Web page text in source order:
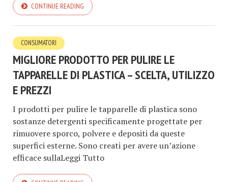
CONTINUE READING
CONSUMATORI
MIGLIORE PRODOTTO PER PULIRE LE
TAPPARELLE DI PLASTICA – SCELTA, UTILIZZO
E PREZZI
I prodotti per pulire le tapparelle di plastica sono
sostanze detergenti specificamente progettate per
rimuovere sporco, polvere e depositi da queste
superfici esterne. Sono creati per avere un’azione
efficace sullaLeggi Tutto